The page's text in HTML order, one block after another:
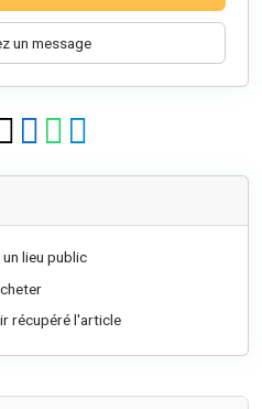
un message
lieu public
récupéré l'article